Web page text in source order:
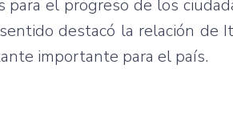
el progreso de los
destacó la relación de
importante para el país.